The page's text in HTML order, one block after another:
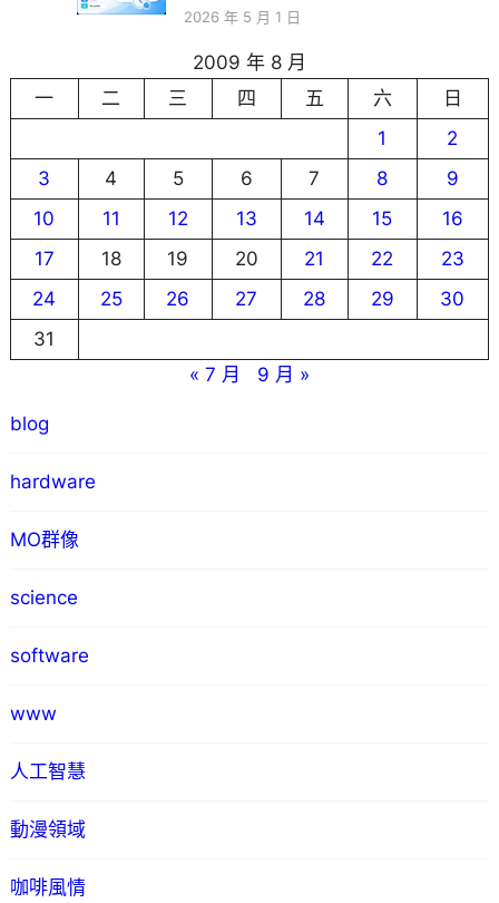
2026 年 5 月 1 日
2009 年 8 月
一
二 三 四 五 六
日
1
2
3
4 5 6 7 8
9
10
11 12 13 14 15
16
17
18 19 20 21 22
23
24
25 26 27 28 29
30
31
« 7 月
9 月 »
blog
hardware
MO群像
science
software
www
人工智慧
動漫領域
咖啡風情